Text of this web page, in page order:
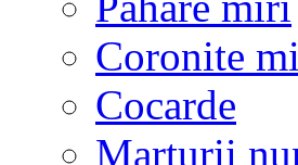
Coronite
Cocarde
Marturii